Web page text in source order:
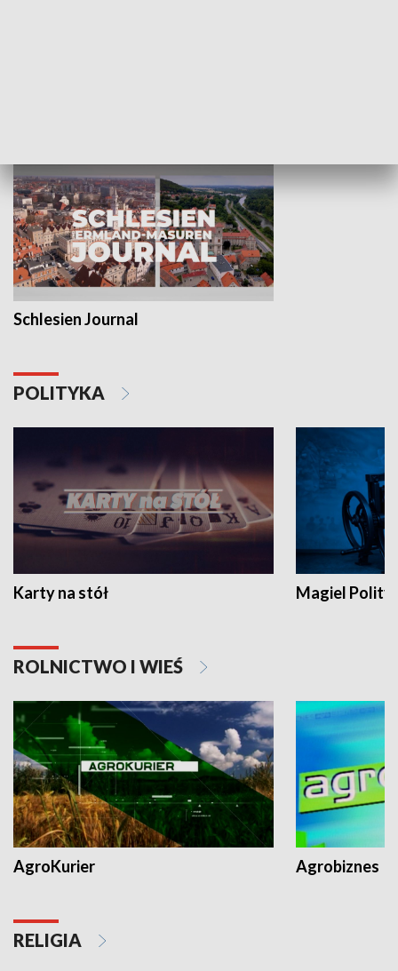
Schlesien Journal
POLITYKA
Karty na stół Magiel
ROLNICTWO I WIEŚ
AgroKurier Agrobiznes
RELIGIA